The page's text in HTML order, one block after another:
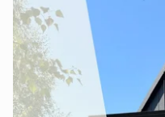
Поруч знаходиться
Славсько та Захар
водоспад Кам’янка. Для
гастрономічний
заклади «Хата Свята»